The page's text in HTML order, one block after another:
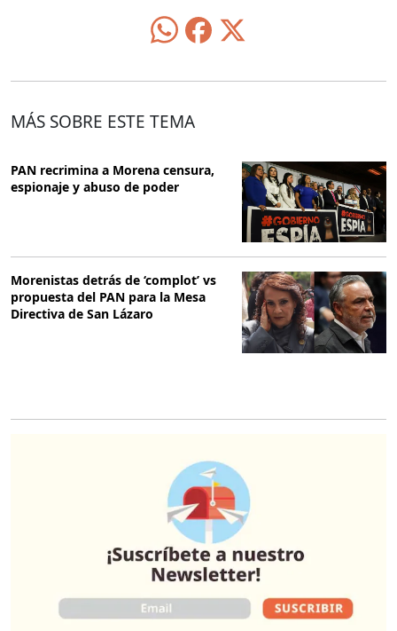
MÁS SOBRE ESTE TEMA
PAN recrimina a Morena censura,
espionaje y abuso de poder
Morenistas detrás de ‘complot’ vs
propuesta del PAN para la Mesa
Directiva de San Lázaro